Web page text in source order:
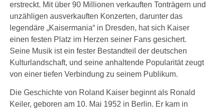
erstreckt. Mit über 90 Millionen verkauften Tonträgern und
unzähligen ausverkauften Konzerten, darunter das
legendäre „Kaisermania“ in Dresden, hat sich Kaiser
einen festen Platz im Herzen seiner Fans gesichert.
Seine Musik ist ein fester Bestandteil der deutschen
Kulturlandschaft, und seine anhaltende Popularität zeugt
von einer tiefen Verbindung zu seinem Publikum.
Die Geschichte von Roland Kaiser beginnt als Ronald
Keiler, geboren am 10. Mai 1952 in Berlin. Er kam in